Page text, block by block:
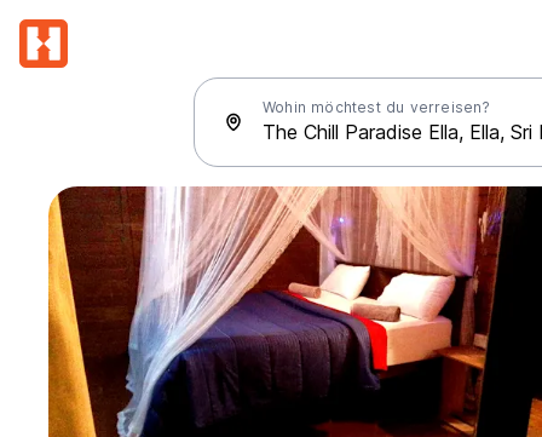
Wohin möchtest du verreisen?